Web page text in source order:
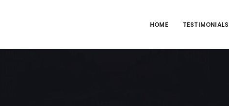
HOME TESTIMONIALS